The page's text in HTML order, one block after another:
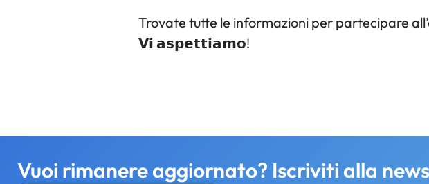
Trovate tutte le informazioni per partecipare
𝗩𝗶 𝗮𝘀𝗽𝗲𝘁𝘁𝗶𝗮𝗺𝗼!
Vuoi rimanere aggiornato? Iscriviti alla